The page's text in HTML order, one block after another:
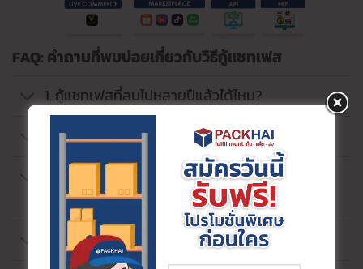
FAQ: คำถามที่พบบ่อยเกี่ยวกับวิธีกู้แชทเฟส
1. กู้แชทเฟสที่ลบไปหลายปีแล้วได้ไหม?
2. วิธีกู้แชท Messenger ในมือถือทำได้ไหม?
3. ดูข้อความที่ถูกลบใน Messenger โดยไม่
ดาวน์โหลดไฟล์ได้ไหม?
4. แชทที่ลบไปแล้ว Facebook จะเก็บไว้กี่วัน?